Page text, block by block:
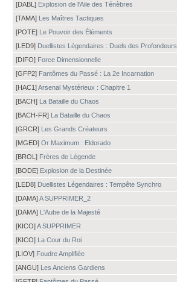
[DABL] Explosion de l'Aile des Ténèbres
[TAMA] Les Maîtres Tactiques
[POTE] Le Pouvoir des Éléments
[LED9] Duellistes Légendaires : Duels des Profondeurs
[DIFO] Force Dimensionnelle
[GFP2] Fantômes du Passé : La 2e Incarnation
[HAC1]Arsenal Mystérieux : Chapitre 1
[BACH] La Bataille du Chaos
[BACH-FR] La Bataille du Chaos
[GRCR] Les Grands Créateurs
[MGED] Or Maximum : Eldorado
[BROL] Frères de Légende
[BODE] Explosion de la Destinée
[LED8] Duellistes Légendaires : Tempête Synchro
[DAMA]A SUPPRIMER_2
[DAMA] L'Aube de la Majesté
[KICO]A SUPPRIMER
[KICO] La Cour du Roi
[LIOV] Foudre Amplifiée
[ANGU] Les Anciens Gardiens